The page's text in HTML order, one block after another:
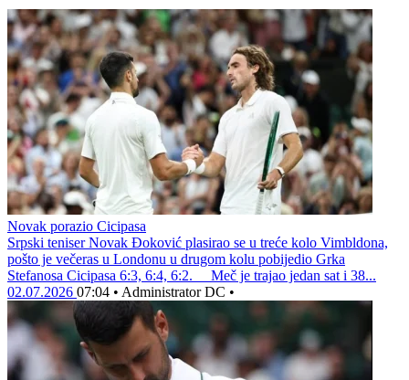
Novak porazio Cicipasa
Srpski teniser Novak Đoković plasirao se u treće kolo Vimbldona,
pošto je večeras u Londonu u drugom kolu pobijedio Grka
Stefanosa Cicipasa 6:3, 6:4, 6:2. Meč je trajao jedan sat i 38...
02.07.2026 07:04 • Administrator DC •